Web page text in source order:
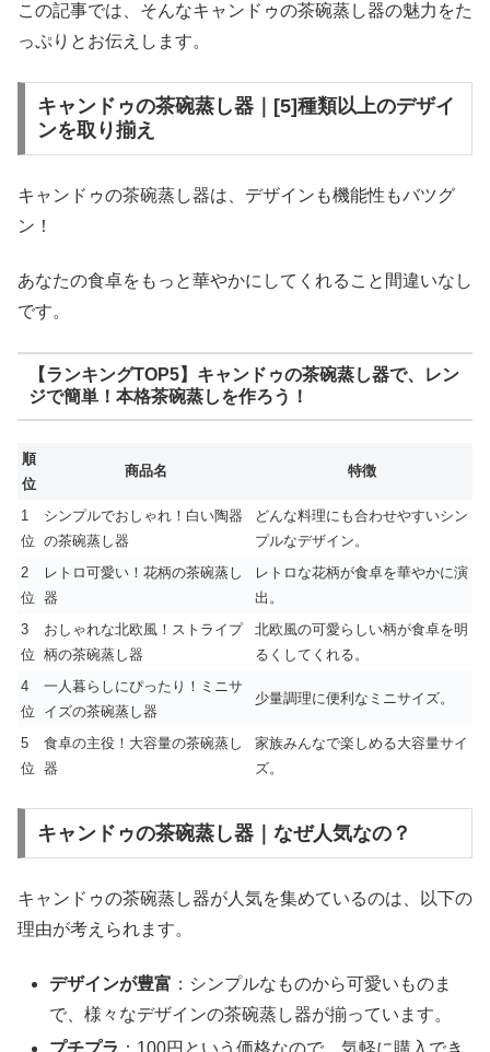
この記事では、そんなキャンドゥの茶碗蒸し器の魅力をた
っぷりとお伝えします。
キャンドゥの茶碗蒸し器｜[5]種類以上のデザイ
ンを取り揃え
キャンドゥの茶碗蒸し器は、デザインも機能性もバツグ
ン！
あなたの食卓をもっと華やかにしてくれること間違いなし
です。
【ランキングTOP5】キャンドゥの茶碗蒸し器で、レン
ジで簡単！本格茶碗蒸しを作ろう！
順
位
商品名 特徴
1
位
シンプルでおしゃれ！白い陶器
の茶碗蒸し器
どんな料理にも合わせやすいシン
プルなデザイン。
2
位
レトロ可愛い！花柄の茶碗蒸し
器
レトロな花柄が食卓を華やかに演
出。
3
位
おしゃれな北欧風！ストライプ
柄の茶碗蒸し器
北欧風の可愛らしい柄が食卓を明
るくしてくれる。
4
位
一人暮らしにぴったり！ミニサ
イズの茶碗蒸し器
少量調理に便利なミニサイズ。
5
位
食卓の主役！大容量の茶碗蒸し
器
家族みんなで楽しめる大容量サイ
ズ。
キャンドゥの茶碗蒸し器｜なぜ人気なの？
キャンドゥの茶碗蒸し器が人気を集めているのは、以下の
理由が考えられます。
デザインが豊富 ：シンプルなものから可愛いものま
で、様々なデザインの茶碗蒸し器が揃っています。